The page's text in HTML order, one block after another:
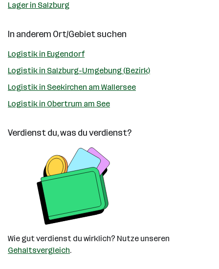
Lager in Salzburg
In anderem Ort/Gebiet suchen
Logistik in Eugendorf
Logistik in Salzburg-Umgebung (Bezirk)
Logistik in Seekirchen am Wallersee
Logistik in Obertrum am See
Verdienst du, was du verdienst?
Wie gut verdienst du wirklich? Nutze unseren
Gehaltsvergleich.